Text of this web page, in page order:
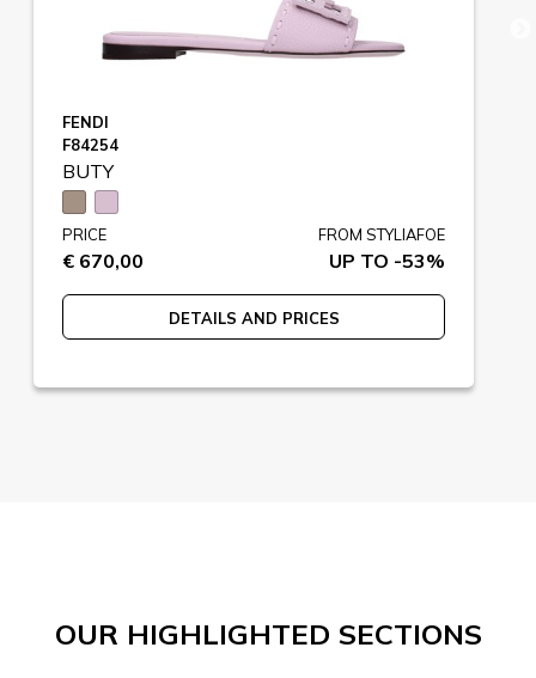
FENDI
F84254
BUTY
PRICE
€ 670,00
FROM STYLIAFOE
UP TO -53%
DETAILS AND PRICES
OUR HIGHLIGHTED SECTIONS